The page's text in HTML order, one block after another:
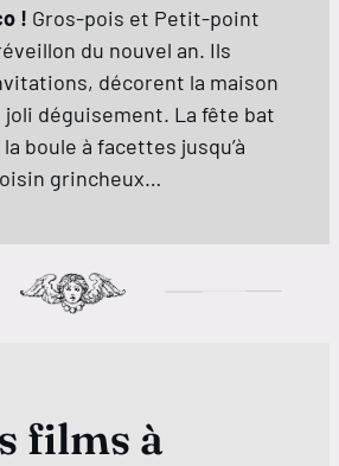
! Gros-pois et Petit-point
du nouvel an. Ils
décorent la maison
déguisement. La fête bat
boule à facettes jusqu’à
grincheux…
films à